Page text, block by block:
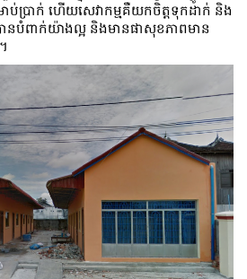
ាប់​ប្រាក់ ហើយ​សេវាកម្ម​គឺ​យក​ចិត្ត​ទុក​ដាក់ និង​
ានបំពាក់យ៉ាងល្អ និងមានផាសុខភាពមាន